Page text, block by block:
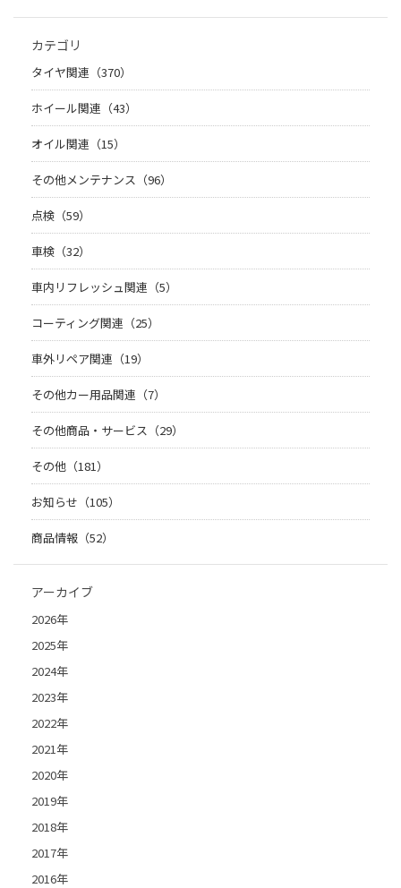
カテゴリ
タイヤ関連（370）
ホイール関連（43）
オイル関連（15）
その他メンテナンス（96）
点検（59）
車検（32）
車内リフレッシュ関連（5）
コーティング関連（25）
車外リペア関連（19）
その他カー用品関連（7）
その他商品・サービス（29）
その他（181）
お知らせ（105）
商品情報（52）
アーカイブ
2026年
2025年
2024年
2023年
2022年
2021年
2020年
2019年
2018年
2017年
2016年